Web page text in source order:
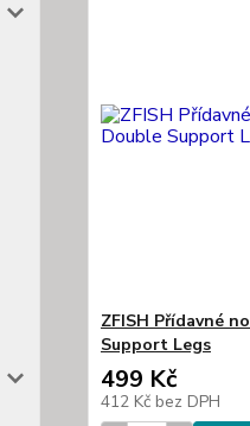
ZFISH Přídavné
Support Legs
499 Kč
412 Kč bez DPH